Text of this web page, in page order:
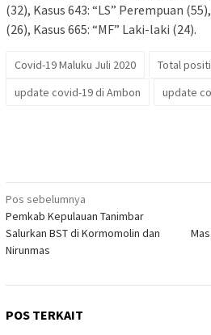
(32), Kasus 643: “LS” Perempuan
(26), Kasus 665: “MF” Laki-laki (24).
Covid-19 Maluku Juli 2020
Total
update covid-19 di Ambon
update
Navigasi
pos
Pos sebelumnya
Pemkab Kepulauan Tanimbar
Salurkan BST di Kormomolin dan
Nirunmas
POS TERKAIT